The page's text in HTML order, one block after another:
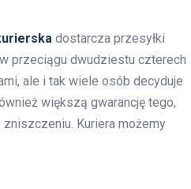
dostarcza przesyłki
przeciągu dwudziestu czterech
ale i tak wiele osób decyduje
większą gwarancję tego,
Kuriera możemy